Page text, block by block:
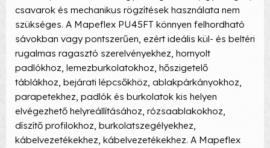
csavarok és mechanikus rögzítések használata nem
szükséges. A Mapeflex PU45FT könnyen felhordható
sávokban vagy pontszerűen, ezért ideális kül- és beltéri
rugalmas ragasztó szerelvényekhez, hornyolt
padlókhoz, lemezburkolatokhoz, hőszigetelő
táblákhoz, bejárati lépcsőkhöz, ablakpárkányokhoz,
parapetekhez, padlók és burkolatok kis helyen
elvégezhető helyreállításához, rózsaablakokhoz,
díszítő profilokhoz, burkolatszegélyekhez,
kábelvezetékekhez, kábelvezetékekhez. A Mapeflex